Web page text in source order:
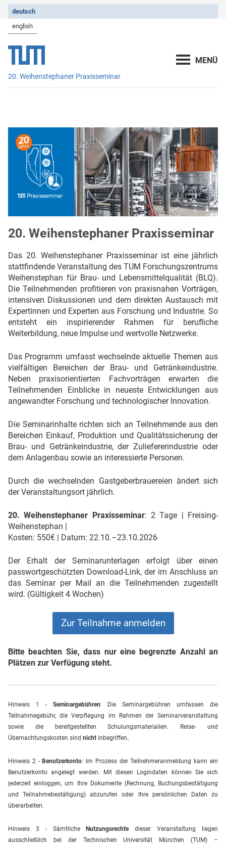
deutsch
english
20. Weihenstephaner Praxisseminar
20. Weihenstephaner Praxisseminar
Das 20. Weihenstephaner Praxisseminar ist eine jährlich
stattfindende Veranstaltung des TUM Forschungszentrums
Weihenstephan für Brau- und Lebensmittelqualität (BLQ).
Die Teilnehmenden profitieren von praxisnahen Vorträgen,
intensiven Diskussionen und dem direkten Austausch mit
Expertinnen und Experten aus Forschung und Industrie. So
entsteht ein inspirierender Rahmen für berufliche
Weiterbildung, neue Impulse und wertvolle Netzwerke.
Das Programm umfasst wechselnde aktuelle Themen aus
vielfältigen Bereichen der Brau- und Getränkeindustrie.
Neben praxisorientierten Fachvorträgen erwarten die
Teilnehmenden Einblicke in neueste Entwicklungen aus
angewandter Forschung und technologischer Innovation.
Die Seminarinhalte richten sich an Teilnehmende aus den
Bereichen Einkauf, Produktion und Qualitätssicherung der
Brau- und Getränkeindustrie, der Zuliefererindustrie oder
dem Anlagenbau sowie an interessierte Personen.
Durch die wechselnden Gastgeberbrauereien ändert sich
der Veranstaltungsort jährlich.
20. Weihenstephaner Praxisseminar: 2 Tage | Freising-
Weihenstephan |
Kosten: 550€ | Datum: 22.10.–23.10.2026
Der Erhalt der Seminarunterlagen erfolgt über einen
passwortgeschützten Download-Link, der im Anschluss an
das Seminar per Mail an die Teilnehmenden zugestellt
wird. (Gültigkeit 4 Wochen)
Zur Teilnahme anmelden
Bitte beachten Sie, dass nur eine begrenzte Anzahl an
Plätzen zur Verfügung steht.
Hinweis 1 - Seminargebühren: Die Seminargebühren umfassen die
Teilnahmegebühr, die Verpflegung im Rahmen der Seminarveranstaltung
sowie die bereitgestellten Schulungsmaterialien. Reise- und
Übernachtungskosten sind nicht inbegriffen.
Hinweis 2 -Benutzerkonto: Im Prozess der Teilnehmeranmeldung kann ein
Benutzerkonto angelegt werden. Mit diesen Logindaten können Sie sich
jederzeit einloggen, um Ihre Dokumente (Rechnung, Buchungsbestätigung
und Teilnahmebestätigung) abzurufen oder Ihre persönlichen Daten zu
überarbeiten.
Hinweis 3 - SämtlicheNutzungsrechtedieser Veranstaltung liegen
ausschließlich bei der Technischen Universität München (TUM) –